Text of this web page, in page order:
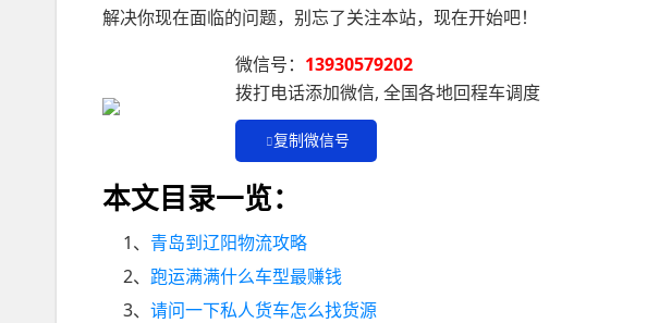
解决你现在面临的问题，别忘了关注本站，现在开始吧！
微信号： 13930579202
拨打电话添加微信, 全国各地回程车调度
复制微信号
本文目录一览：
1、 青岛到辽阳物流攻略
2、 跑运满满什么车型最赚钱
3、请问一下私人货车怎么找货源